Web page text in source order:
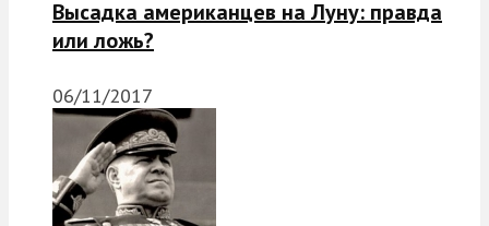
Высадка американцев на Луну: правда
или ложь?
06/11/2017